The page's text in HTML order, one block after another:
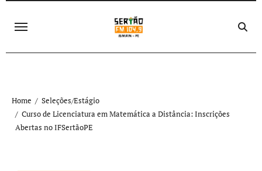
Home
Seleções/Estágio
Curso de Licenciatura em Matemática a Distância: Inscrições
Abertas no IFSertãoPE